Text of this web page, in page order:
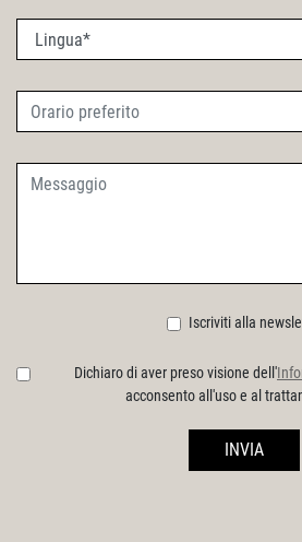
Iscriviti alla
Dichiaro di aver preso visione dell'
acconsento all'uso e al
INVIA